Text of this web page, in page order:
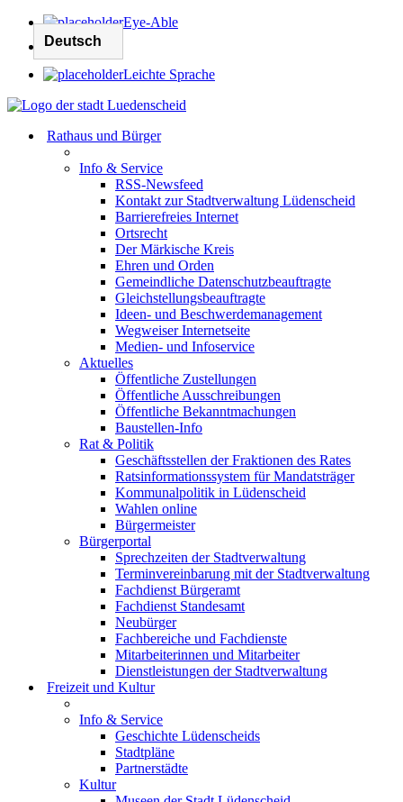
Eye-Able
Leichte Sprache
Rathaus und Bürger
Info & Service
RSS-Newsfeed
Kontakt zur Stadtverwaltung Lüdenscheid
Barrierefreies Internet
Ortsrecht
Der Märkische Kreis
Ehren und Orden
Gemeindliche Datenschutzbeauftragte
Gleichstellungsbeauftragte
Ideen- und Beschwerdemanagement
Wegweiser Internetseite
Medien- und Infoservice
Aktuelles
Öffentliche Zustellungen
Öffentliche Ausschreibungen
Öffentliche Bekanntmachungen
Baustellen-Info
Rat & Politik
Geschäftsstellen der Fraktionen des Rates
Ratsinformationssystem für Mandatsträger
Kommunalpolitik in Lüdenscheid
Wahlen online
Bürgermeister
Bürgerportal
Sprechzeiten der Stadtverwaltung
Terminvereinbarung mit der Stadtverwaltung
Fachdienst Bürgeramt
Fachdienst Standesamt
Neubürger
Fachbereiche und Fachdienste
Mitarbeiterinnen und Mitarbeiter
Dienstleistungen der Stadtverwaltung
Freizeit und Kultur
Info & Service
Geschichte Lüdenscheids
Stadtpläne
Partnerstädte
Kultur